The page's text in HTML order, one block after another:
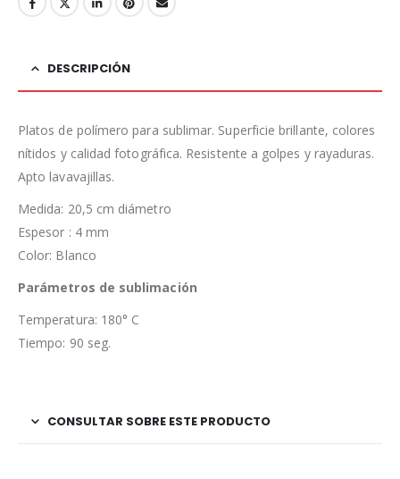
DESCRIPCIÓN
Platos de polímero para sublimar. Superficie brillante, colores
nítidos y calidad fotográfica. Resistente a golpes y rayaduras.
Apto lavavajillas.
Medida: 20,5 cm diámetro
Espesor : 4 mm
Color: Blanco
Parámetros de sublimación
Temperatura: 180° C
Tiempo: 90 seg.
CONSULTAR SOBRE ESTE PRODUCTO